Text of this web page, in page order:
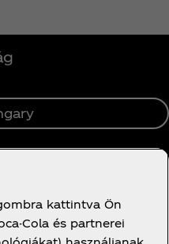
kattintva Ön
Cola és partnerei